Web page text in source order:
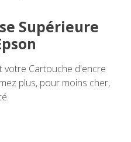
Supérieure
votre Cartouche d'encre
plus, pour moins cher,